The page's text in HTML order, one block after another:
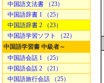
中国語文法書 （23）
中国語辞書 1 （25）
中国語辞書 2 （23）
中国語学習ソフト （22）
中国語学習書 中級者～
中国語会話 1 （25）
中国語会話 2 （21）
中国語旅行会話 （25）